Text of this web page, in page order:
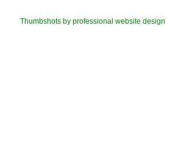
Thumbshots by professional website design